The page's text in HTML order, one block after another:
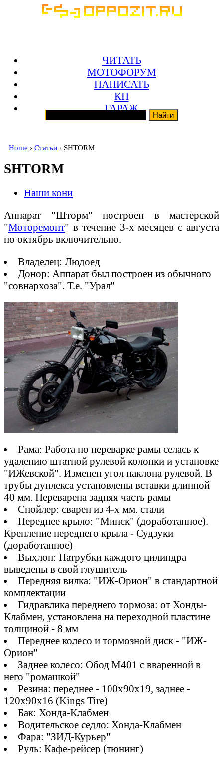
ЧИТАТЬ
МОТОФОРУМ
НАПИСАТЬ
КП
ГАРАЖ
Home › Статьи › SHTORM
SHTORM
Наши кони
Аппарат "Шторм" построен в мастерской
"Моторемонт" в течение 3-х месяцев с августа
по октябрь включительно.
Владелец: Людоед
Донор: Аппарат был построен из обычного
"совнархоза". Т.е. "Урал"
Рама: Работа по переварке рамы селась к
удалению штатной рулевой колонки и установке
"ИЖевской". Изменен угол наклона рулевой. В
трубы дуплекса установлены вставки длинной
40 мм. Переварена задняя часть рамы
Cпойлер: сварен из 4-х мм. стали
Переднее крыло: "Минск" (доработанное).
Крепление переднего крыла - Судзуки
(доработанное)
Выхлоп: Патрубки каждого цилиндра
выведены в свой глушитель
Передняя вилка: "ИЖ-Орион" в стандартной
комплектации
Гидравлика переднего тормоза: от Хонды-
Клабмен, установлена на переходной пластине
толщиной - 8 мм
Переднее колесо и тормозной диск - "ИЖ-
Орион"
Заднее колесо: Обод М401 с вваренной в
него "ромашкой"
Резина: переднее - 100х90х19, заднее -
120х90х16 (Kings Tire)
Бак: Хонда-Клабмен
Водительское седло: Хонда-Клабмен
Фара: "ЗИД-Курьер"
Руль: Кафе-рейсер (тюнинг)